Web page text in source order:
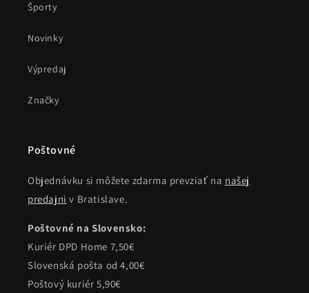
Športy
Novinky
Výpredaj
Značky
Poštovné
Objednávku si môžete zdarma prevziať na našej
predajni v Bratislave.
Poštovné na Slovensko:
Kuriér DPD Home 7,50€
Slovenská pošta od 4,00€
Poštový kuriér 5,90€